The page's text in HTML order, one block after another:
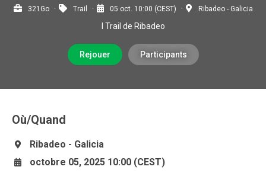
321Go Trail 05 oct. 10:00 (CEST) Ribadeo - Galicia
I Trail de Ribadeo
Rejouer Participants
Où/Quand
Ribadeo - Galicia
octobre 05, 2025 10:00 (CEST)